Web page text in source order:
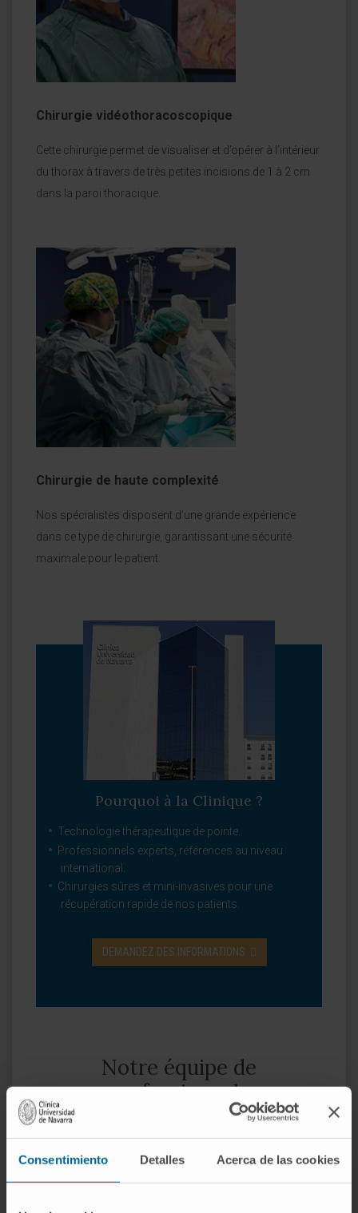
Consentimiento Detalles Acerca de las cookies
Chirurgie vidéothoracoscopique
Cette chirurgie permet de visualiser et d’opérer à l’intérieur
du thorax à travers de très petites incisions de 1 à 2 cm
dans la paroi thoracique.
Chirurgie de haute complexité
Nos spécialistes disposent d’une grande expérience
dans ce type de chirurgie, garantissant une sécurité
maximale pour le patient.
Pourquoi à la Clinique ?
Technologie thérapeutique de pointe.
Professionnels experts, références au niveau
international.
Chirurgies sûres et mini-invasives pour une
récupération rapide de nos patients.
DEMANDEZ DES INFORMATIONS
Notre équipe de
professionnels
Dr. María Rodríguez Pérez
Voir le CV